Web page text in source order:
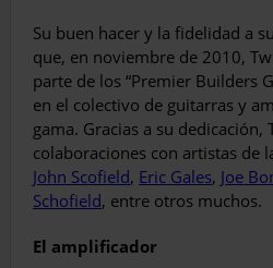
Su buen hacer y la fidelidad a
que, en noviembre de 2010,
parte de los “Premier Builders
en el colectivo de guitarras y
gama. Gracias a su dedicación,
colaboraciones con artistas de
John Scofield, Eric Gales, Joe
Schofield, entre otros muchos.
El amplificador